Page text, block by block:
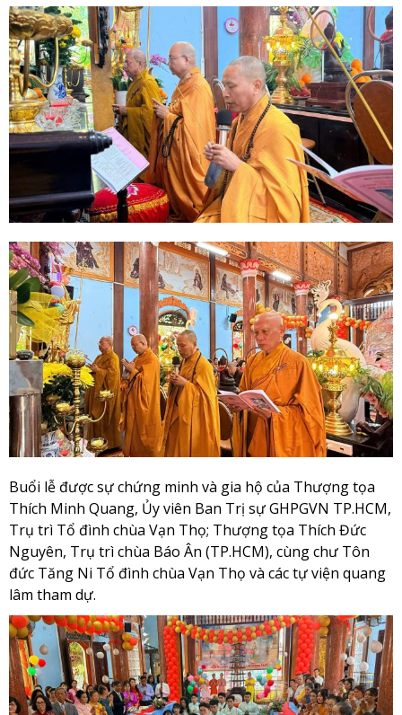
Buổi lễ được sự chứng minh và gia hộ của Thượng tọa
Thích Minh Quang, Ủy viên Ban Trị sự GHPGVN TP.HCM,
Trụ trì Tổ đình chùa Vạn Thọ; Thượng tọa Thích Đức
Nguyên, Trụ trì chùa Báo Ân (TP.HCM), cùng chư Tôn
đức Tăng Ni Tổ đình chùa Vạn Thọ và các tự viện quang
lâm tham dự.